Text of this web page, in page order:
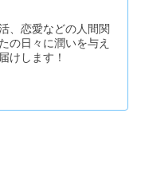
、恋愛などの人間関
の日々に潤いを与え
けします！